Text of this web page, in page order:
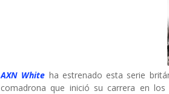
AXN White ha estrenado esta serie
comadrona que inició su carrera en